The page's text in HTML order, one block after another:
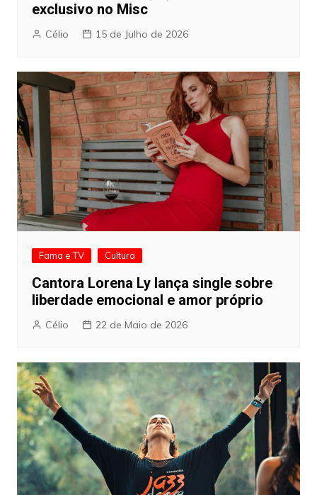
exclusivo no Misc
Célio 15 de Julho de 2026
Fama e TV Cultura
Cantora Lorena Ly lança single sobre
liberdade emocional e amor próprio
Célio 22 de Maio de 2026